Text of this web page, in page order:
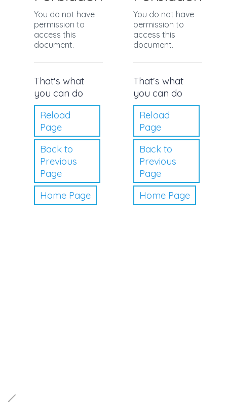
You do not have
permission to
access this
document.
That's what
you can do
Reload
Page
Back to
Previous
Page
Home Page
You do not have
permission to
access this
document.
That's what
you can do
Reload
Page
Back to
Previous
Page
Home Page